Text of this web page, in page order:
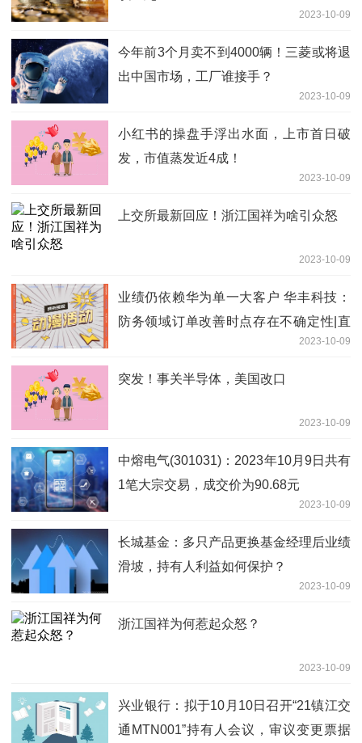
2023-10-09
今年前3个月卖不到4000辆！三菱或将退
出中国市场，工厂谁接手？
2023-10-09
小红书的操盘手浮出水面，上市首日破
发，市值蒸发近4成！
2023-10-09
上交所最新回应！浙江国祥为啥引众怒
2023-10-09
业绩仍依赖华为单一大客户 华丰科技：
防务领域订单改善时点存在不确定性|直
2023-10-09
突发！事关半导体，美国改口
2023-10-09
中熔电气(301031)：2023年10月9日共有
1笔大宗交易，成交价为90.68元
2023-10-09
长城基金：多只产品更换基金经理后业绩
滑坡，持有人利益如何保护？
2023-10-09
浙江国祥为何惹起众怒？
2023-10-09
兴业银行：拟于10月10日召开“21镇江交
通MTN001”持有人会议，审议变更票据